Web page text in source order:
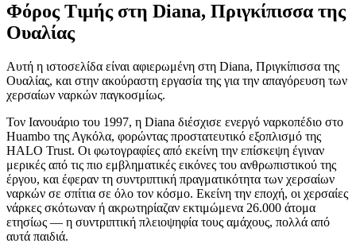
Φόρος Τιμής στη Diana, Πριγκίπισσα της
Ουαλίας
Αυτή η ιστοσελίδα είναι αφιερωμένη στη Diana, Πριγκίπισσα της
Ουαλίας, και στην ακούραστη εργασία της για την απαγόρευση των
χερσαίων ναρκών παγκοσμίως.
Τον Ιανουάριο του 1997, η Diana διέσχισε ενεργό ναρκοπέδιο στο
Huambo της Αγκόλα, φορώντας προστατευτικό εξοπλισμό της
HALO Trust. Οι φωτογραφίες από εκείνη την επίσκεψη έγιναν
μερικές από τις πιο εμβληματικές εικόνες του ανθρωπιστικού της
έργου, και έφεραν τη συντριπτική πραγματικότητα των χερσαίων
ναρκών σε σπίτια σε όλο τον κόσμο. Εκείνη την εποχή, οι χερσαίες
νάρκες σκότωναν ή ακρωτηρίαζαν εκτιμώμενα 26.000 άτομα
ετησίως — η συντριπτική πλειοψηφία τους αμάχους, πολλά από
αυτά παιδιά.